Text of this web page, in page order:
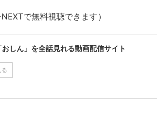
で無料視聴できます）
おしん」を全話見れる動画配信サイト